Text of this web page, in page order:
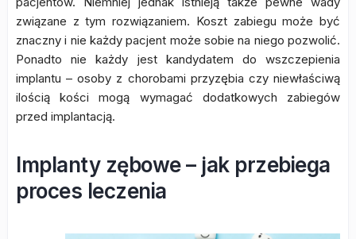
związane z tym rozwiązaniem. Koszt zabiegu może być
znaczny i nie każdy pacjent może sobie na niego pozwolić.
Ponadto nie każdy jest kandydatem do wszczepienia
implantu – osoby z chorobami przyzębia czy niewłaściwą
ilością kości mogą wymagać dodatkowych zabiegów
przed implantacją.
Implanty zębowe – jak przebiega
proces leczenia